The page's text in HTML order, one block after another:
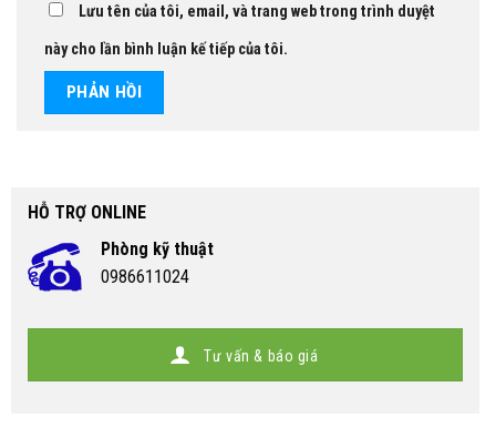
Lưu tên của tôi, email, và trang web trong trình duyệt
này cho lần bình luận kế tiếp của tôi.
HỖ TRỢ ONLINE
Phòng kỹ thuật
0986611024
Tư vấn & báo giá